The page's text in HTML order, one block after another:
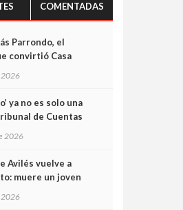
COMENTADAS
Parrondo, el
convirtió Casa
2026
ya no es solo una
de Cuentas
los trenes que no
túneles
2026
Avilés vuelve a
muere un joven
2026